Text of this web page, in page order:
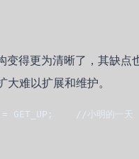
得更为清晰了，其缺
难以扩展和维护。
GET_UP;    //小明的